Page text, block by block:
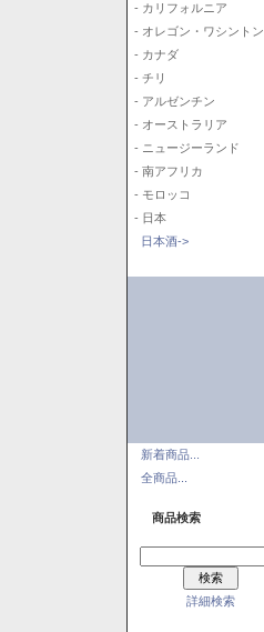
- カリフォルニア
- オレゴン・ワシントン
- カナダ
- チリ
- アルゼンチン
- オーストラリア
- ニュージーランド
- 南アフリカ
- モロッコ
- 日本
日本酒->
新着商品...
全商品...
商品検索
詳細検索